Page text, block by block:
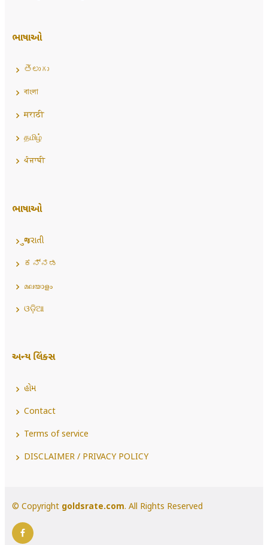
ભાષાઓ
తెలుగు
বাংলা
मराठी
தமிழ்
ਪੰਜਾਬੀ
ભાષાઓ
ગુજરાતી
ಕನ್ನಡ
മലയാളം
ଓଡ଼ିଆ
અન્ય લિંક્સ
હોમ
Contact
Terms of service
DISCLAIMER / PRIVACY POLICY
© Copyright goldsrate.com. All Rights Reserved